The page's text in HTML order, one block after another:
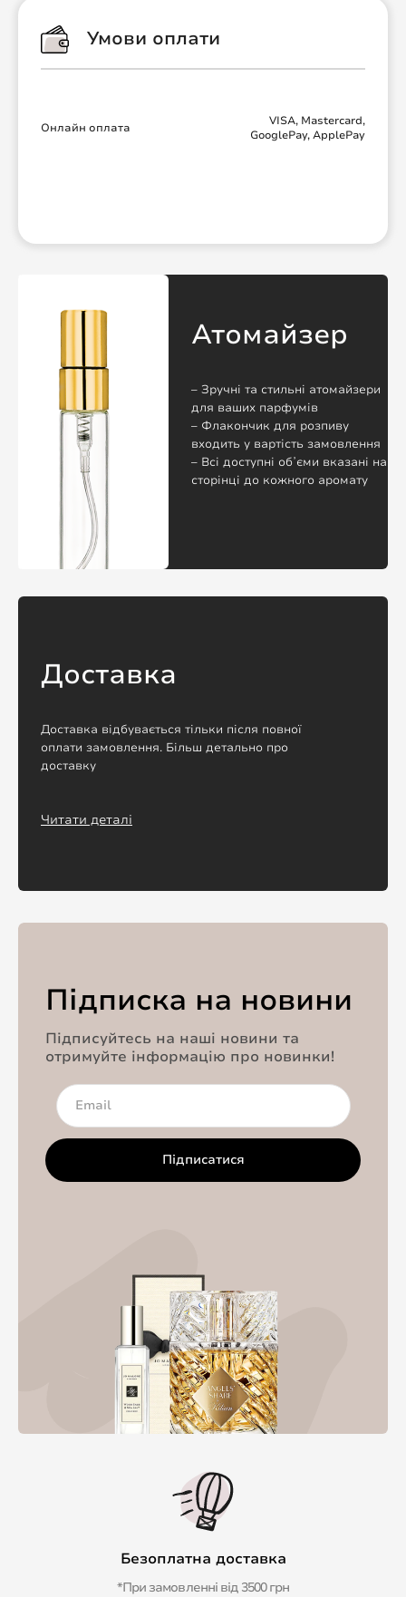
Умови оплати
Онлайн оплата
VISA, Mastercard,
GooglePay, ApplePay
Атомайзер
– Зручні та стильні атомайзери
для ваших парфумів
– Флакончик для розпиву
входить у вартість замовлення
– Всі доступні обʼєми вказані на
сторінці до кожного аромату
Доставка
Доставка відбувається тільки після повної
оплати замовлення. Більш детально про
доставку
Читати деталі
Підписка на новини
Підписуйтесь на наші новини та
отримуйте інформацію про новинки!
Підписатися
Безоплатна доставка
*При замовленні від 3500 грн